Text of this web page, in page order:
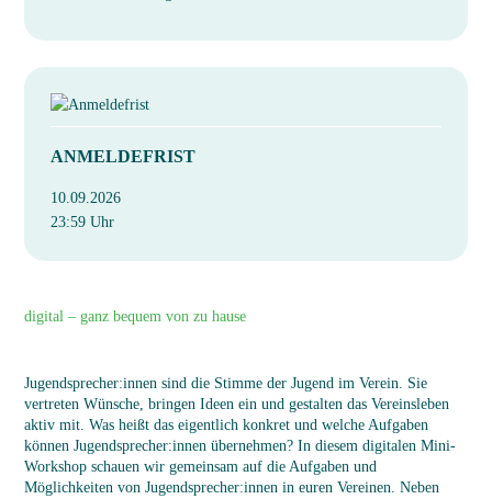
ANMELDEFRIST
10.09.2026
23:59 Uhr
digital – ganz bequem von zu hause
Jugendsprecher:innen sind die Stimme der Jugend im Verein. Sie
vertreten Wünsche, bringen Ideen ein und gestalten das Vereinsleben
aktiv mit. Was heißt das eigentlich konkret und welche Aufgaben
können Jugendsprecher:innen übernehmen? In diesem digitalen Mini-
Workshop schauen wir gemeinsam auf die Aufgaben und
Möglichkeiten von Jugendsprecher:innen in euren Vereinen. Neben